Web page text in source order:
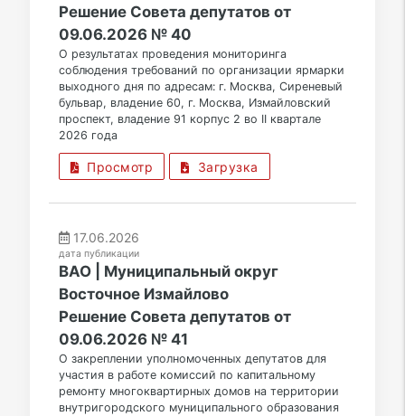
Решение Совета депутатов от
09.06.2026 № 40
О результатах проведения мониторинга
соблюдения требований по организации ярмарки
выходного дня по адресам: г. Москва, Сиреневый
бульвар, владение 60, г. Москва, Измайловский
проспект, владение 91 корпус 2 во II квартале
2026 года
Просмотр Загрузка
17.06.2026
дата публикации
ВАО | Муниципальный округ
Восточное Измайлово
Решение Совета депутатов от
09.06.2026 № 41
О закреплении уполномоченных депутатов для
участия в работе комиссий по капитальному
ремонту многоквартирных домов на территории
внутригородского муниципального образования